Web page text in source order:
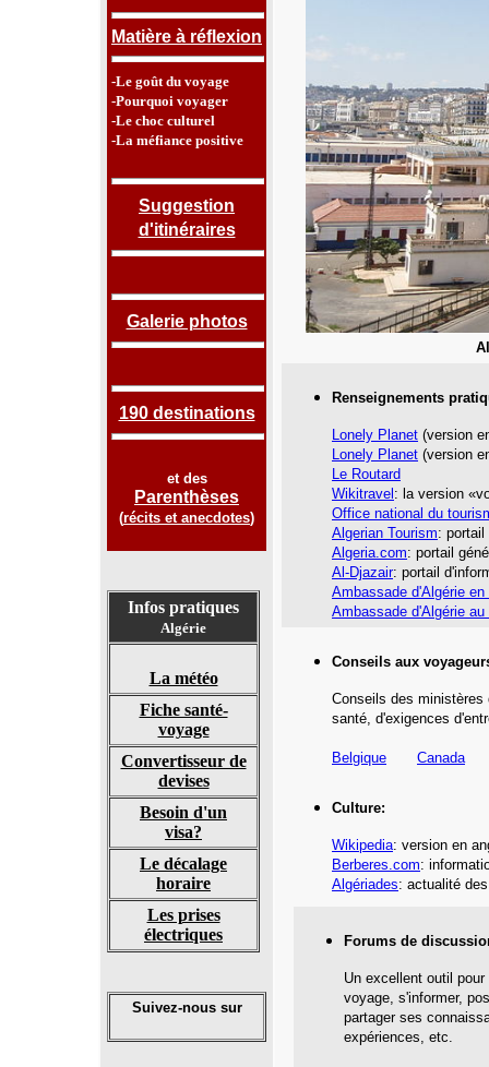
Matière à réflexion
-Le goût du voyage
-Pourquoi voyager
-Le choc culturel
-La méfiance positive
Suggestion
d'itinéraires
Galerie photos
190 destinations
et des
Parenthèses
(récits et anecdotes)
Infos pratiques
Algérie
La météo
Fiche santé-
voyage
Convertisseur de
devises
Besoin d'un
visa?
Le décalage
horaire
Les prises
électriques
Suivez-nous sur
Renseignements
Lonely Planet (version
Lonely Planet (version
Le Routard
Wikitravel : la version
Office national du
Algerian Tourism: portail
Algeria.com: portail
Al-Djazair: portail
Ambassade d'Algérie en
Ambassade d'Algérie au
Conseils aux
Conseils des ministères
santé, d'exigences
Belgique Canada
Culture:
Wikipedia: version en
Berberes.com:
Algériades: actualité
Forums de
Un excellent outil pour
voyage, s'informer,
partager ses
expériences, etc.